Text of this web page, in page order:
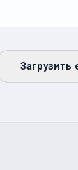
Загрузить